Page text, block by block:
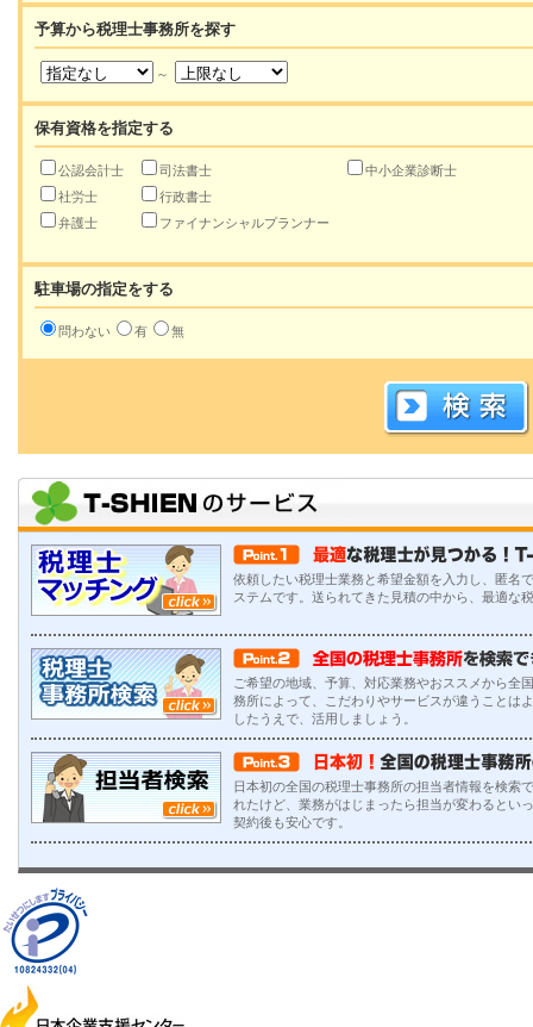
予算から税理士事務所を探す
～
保有資格を指定する
公認会計士
社労士
弁護士
司法書士
行政書士
ファイナンシャルプランナー
中小企業診断士
駐車場の指定をする
問わない 有 無
依頼したい税理士業務と希望金額を入力し、匿名
ステムです。送られてきた見積の中から、最適な
ご希望の地域、予算、対応業務やおススメから全
務所によって、こだわりやサービスが違うことは
したうえで、活用しましょう。
日本初の全国の税理士事務所の担当者情報を検索
れたけど、業務がはじまったら担当が変わるとい
契約後も安心です。